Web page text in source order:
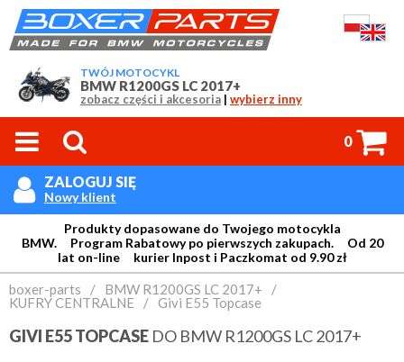
TWÓJ MOTOCYKL
BMW R1200GS LC 2017+
zobacz części i akcesoria| wybierz inny
  
0
 ZALOGUJ SIĘ
Nowy klient
Login:
Hasło:
Produkty dopasowane do Twojego motocykla
BMW. Program Rabatowy po pierwszych zakupach. Od 20
lat on-line kurier Inpost i Paczkomat od 9.90 zł
boxer-parts / BMW R1200GS LC 2017+
/
KUFRY CENTRALNE
/ Givi E55 Topcase
GIVI E55 TOPCASE DO BMW R1200GS LC 2017+